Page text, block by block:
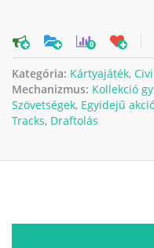
0
Kategória: Kártyajáték,
Mechanizmus: Kollekció
Szövetségek, Egyidejű
Tracks, Draftolás